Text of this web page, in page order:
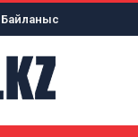
Байланыс